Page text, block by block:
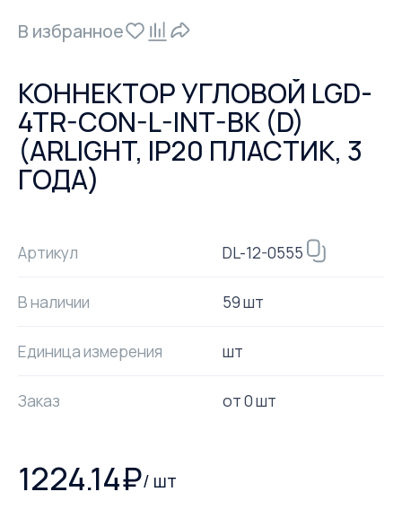
В избранное
КОННЕКТОР УГЛОВОЙ LGD-
4TR-CON-L-INT-BK (D)
(ARLIGHT, IP20 ПЛАСТИК, 3
ГОДА)
Артикул DL-12-0555
В наличии 59 шт
Единица измерения шт
Заказ от0шт
1224.14₽/ шт